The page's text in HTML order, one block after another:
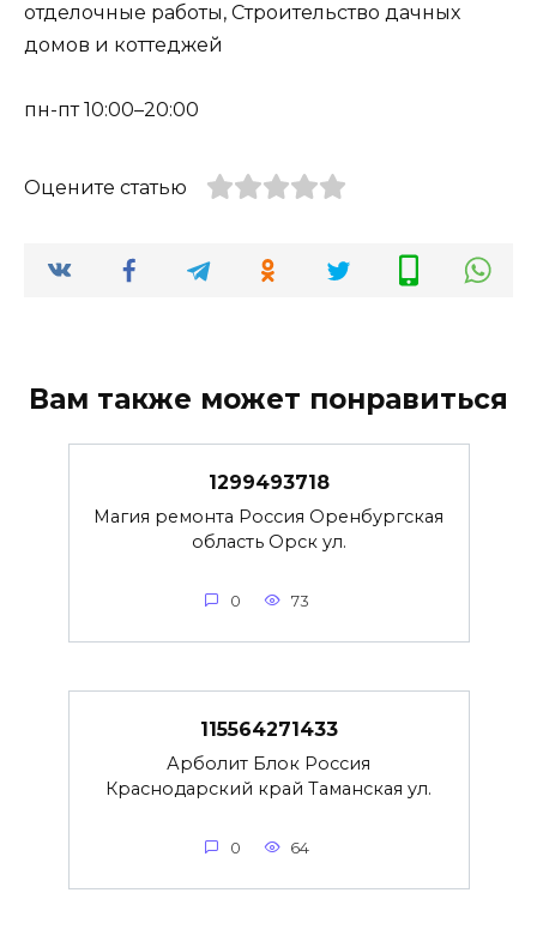
отделочные работы, Строительство дачных
домов и коттеджей
пн-пт 10:00–20:00
Оцените статью
Вам также может понравиться
1299493718
Магия ремонта Россия Оренбургская
область Орск ул.
0 73
115564271433
Арболит Блок Россия
Краснодарский край Таманская ул.
0 64